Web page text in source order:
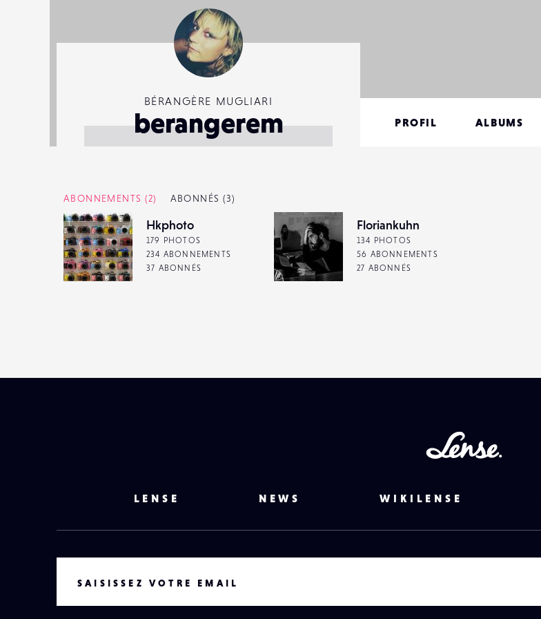
BÉRANGÈRE MUGLIARI
berangerem PROFIL ALBUMS
ABONNEMENTS (2) ABONNÉS (3)
Hkphoto
179 PHOTOS
234 ABONNEMENTS
37 ABONNÉS
Floriankuhn
134 PHOTOS
56 ABONNEMENTS
27 ABONNÉS
LENSE NEWS WIKILENSE
SAISISSEZ VOTRE EMAIL